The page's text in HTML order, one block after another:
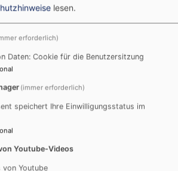
vorliegt, besteht unter
die Möglichkeit einer
folgendes Schreiben:
Begleitung ausländisch
lesen.
erforderlich)
Daten: Cookie für die Benutzersitzung
(immer erforderlich)
speichert Ihre Einwilligungsstatus im
Youtube-Videos
Youtube